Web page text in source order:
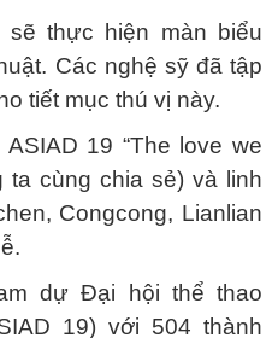
thực hiện màn biểu
Các nghệ sỹ đã tập
tiết mục thú vị này.
19 “The love we
ta cùng chia sẻ) và linh
Congcong, Lianlian
dự Đại hội thể thao
19) với 504 thành